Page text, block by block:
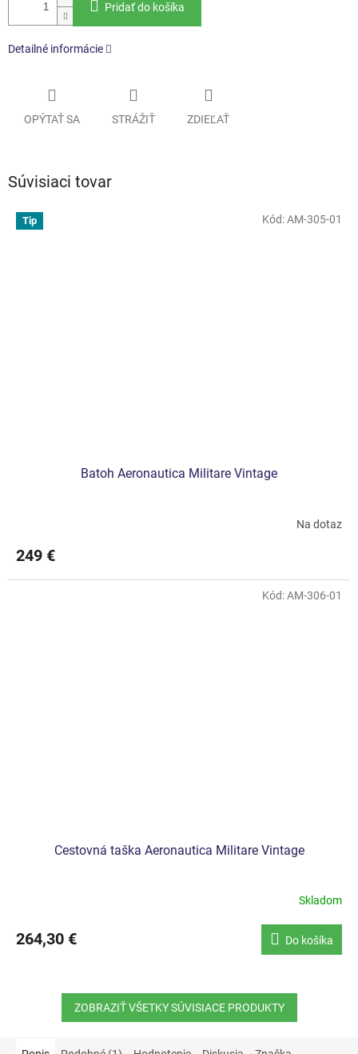
Pridať do košíka
Detailné informácie
OPÝTAŤ SA STRÁŽIŤ ZDIEĽAŤ
Súvisiaci tovar
Tip
Batoh Aeronautica Militare Vintage
Na dotaz
249 €
Kód:AM-305-01
Cestovná taška Aeronautica Militare Vintage
Skladom
264,30 € Do košíka
Kód:AM-306-01
ZOBRAZIŤ VŠETKY SÚVISIACE PRODUKTY